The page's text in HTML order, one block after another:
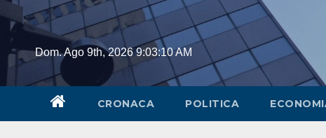
Skip
contentDom. Ago 9th, 20269:03:11 AM
CRONACA POLITICA